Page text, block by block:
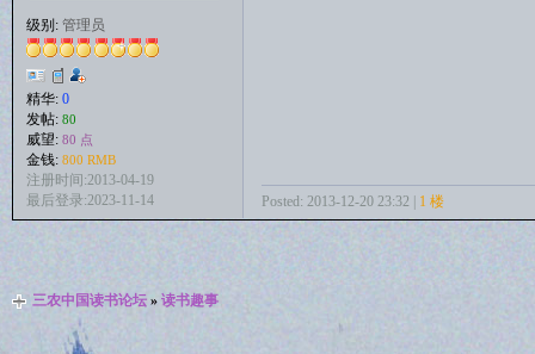
级别: 管理员
精华: 0
发帖: 80
威望: 80 点
金钱: 800 RMB
注册时间:2013-04-19
最后登录:2023-11-14
Posted: 2013-12-20 23:32 | 1 楼
三农中国读书论坛» 读书趣事